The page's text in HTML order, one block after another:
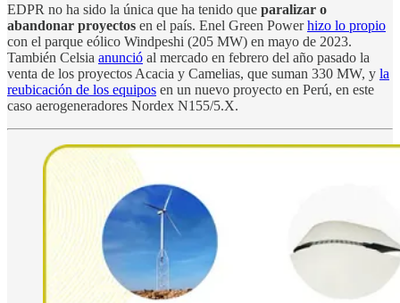
EDPR no ha sido la única que ha tenido que paralizar o
abandonar proyectos en el país. Enel Green Powerhizo lo propio
con el parque eólico Windpeshi (205 MW) en mayo de 2023.
También Celsia anunció al mercado en febrero del año pasado la
venta de los proyectos Acacia y Camelias, que suman 330 MW, y la
reubicación de los equipos en un nuevo proyecto en Perú, en este
caso aerogeneradores Nordex N155/5.X.